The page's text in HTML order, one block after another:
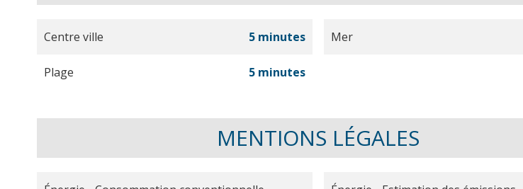
Centre ville 5 minutes Mer
Plage 5 minutes
MENTIONS LÉGALES